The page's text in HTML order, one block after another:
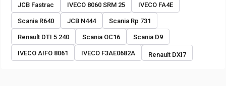
JCB Fastrac IVECO 8060 SRM 25 IVECO FA4E
Scania R640 JCB N444 Scania Rp 731
Renault DTI 5 240 Scania OC16 Scania D9
IVECO AIFO 8061 IVECO F3AE0682A Renault DXI7